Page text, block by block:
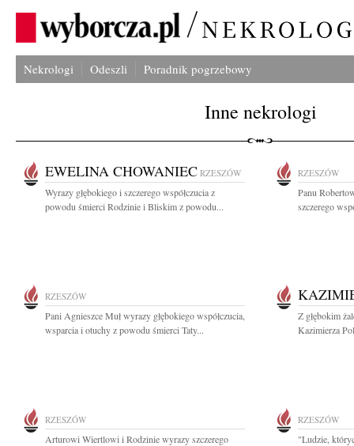
Nekrologi Odeszli Poradnik pogrzebowy
Inne nekrologi
EWELINA CHOWANIEC RZESZÓW
Wyrazy głębokiego i szczerego współczucia z
powodu śmierci Rodzinie i Bliskim z powodu...
RZESZÓW
Panu
szczerego
RZESZÓW
Pani Agnieszce Muł wyrazy głębokiego współczucia,
wsparcia i otuchy z powodu śmierci Taty...
Z głębokim
Kazimierza
RZESZÓW
Arturowi Wiertlowi i Rodzinie wyrazy szczerego
RZESZÓW
"Ludzie,